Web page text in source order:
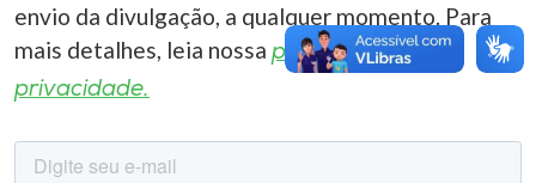
envio da divulgação, a qualquer momento. Para
mais detalhes, leia nossa política de
privacidade.